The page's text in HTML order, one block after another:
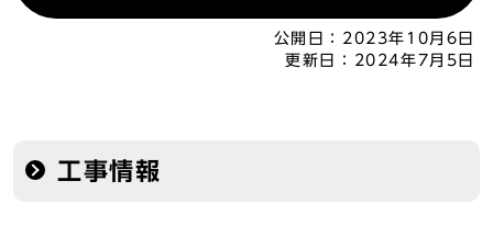
公開日： 2023年10月6日
更新日：
2024年7月5日
工事情報